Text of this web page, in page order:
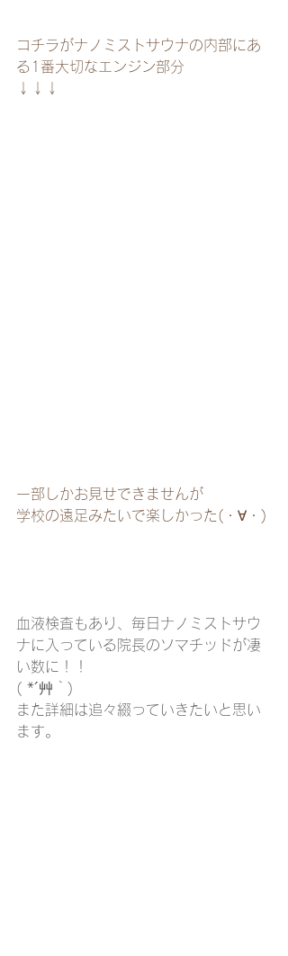
コチラがナノミストサウナの内部にあ
る1番大切なエンジン部分
↓↓↓
一部しかお見せできませんが
学校の遠足みたいで楽しかった(・∀・)
血液検査もあり、毎日ナノミストサウ
ナに入っている院長のソマチッドが凄
い数に！！
( *´艸｀)
また詳細は追々綴っていきたいと思い
ます。